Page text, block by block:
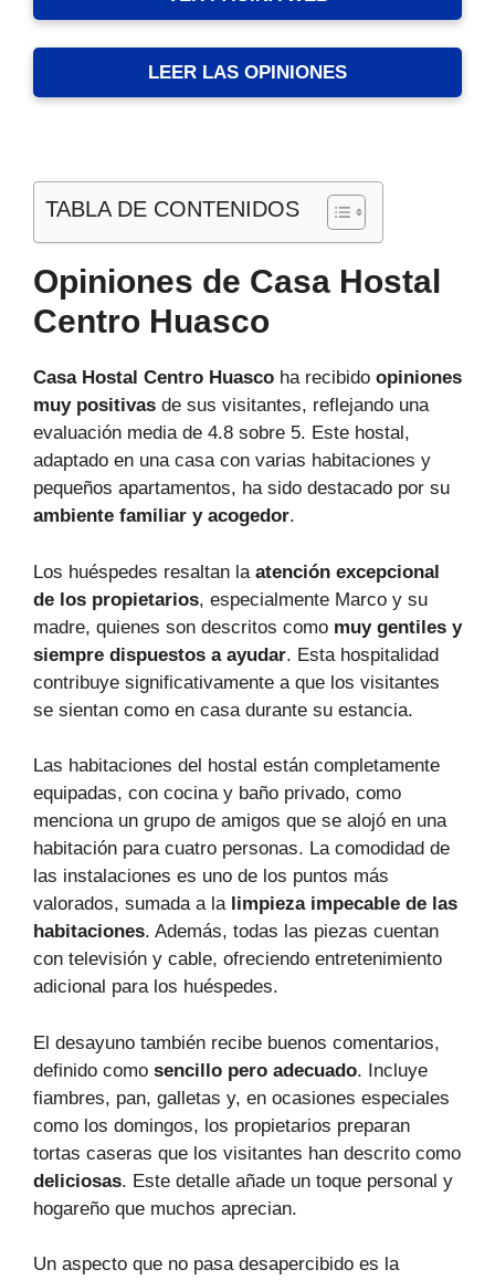
LEER LAS OPINIONES
TABLA DE CONTENIDOS
Opiniones de Casa Hostal
Centro Huasco
Casa Hostal Centro Huasco ha recibido opiniones
muy positivas de sus visitantes, reflejando una
evaluación media de 4.8 sobre 5. Este hostal,
adaptado en una casa con varias habitaciones y
pequeños apartamentos, ha sido destacado por su
ambiente familiar y acogedor.
Los huéspedes resaltan la atención excepcional
de los propietarios, especialmente Marco y su
madre, quienes son descritos como muy gentiles y
siempre dispuestos a ayudar. Esta hospitalidad
contribuye significativamente a que los visitantes
se sientan como en casa durante su estancia.
Las habitaciones del hostal están completamente
equipadas, con cocina y baño privado, como
menciona un grupo de amigos que se alojó en una
habitación para cuatro personas. La comodidad de
las instalaciones es uno de los puntos más
valorados, sumada a la limpieza impecable de las
habitaciones. Además, todas las piezas cuentan
con televisión y cable, ofreciendo entretenimiento
adicional para los huéspedes.
El desayuno también recibe buenos comentarios,
definido como sencillo pero adecuado. Incluye
fiambres, pan, galletas y, en ocasiones especiales
como los domingos, los propietarios preparan
tortas caseras que los visitantes han descrito como
deliciosas. Este detalle añade un toque personal y
hogareño que muchos aprecian.
Un aspecto que no pasa desapercibido es la